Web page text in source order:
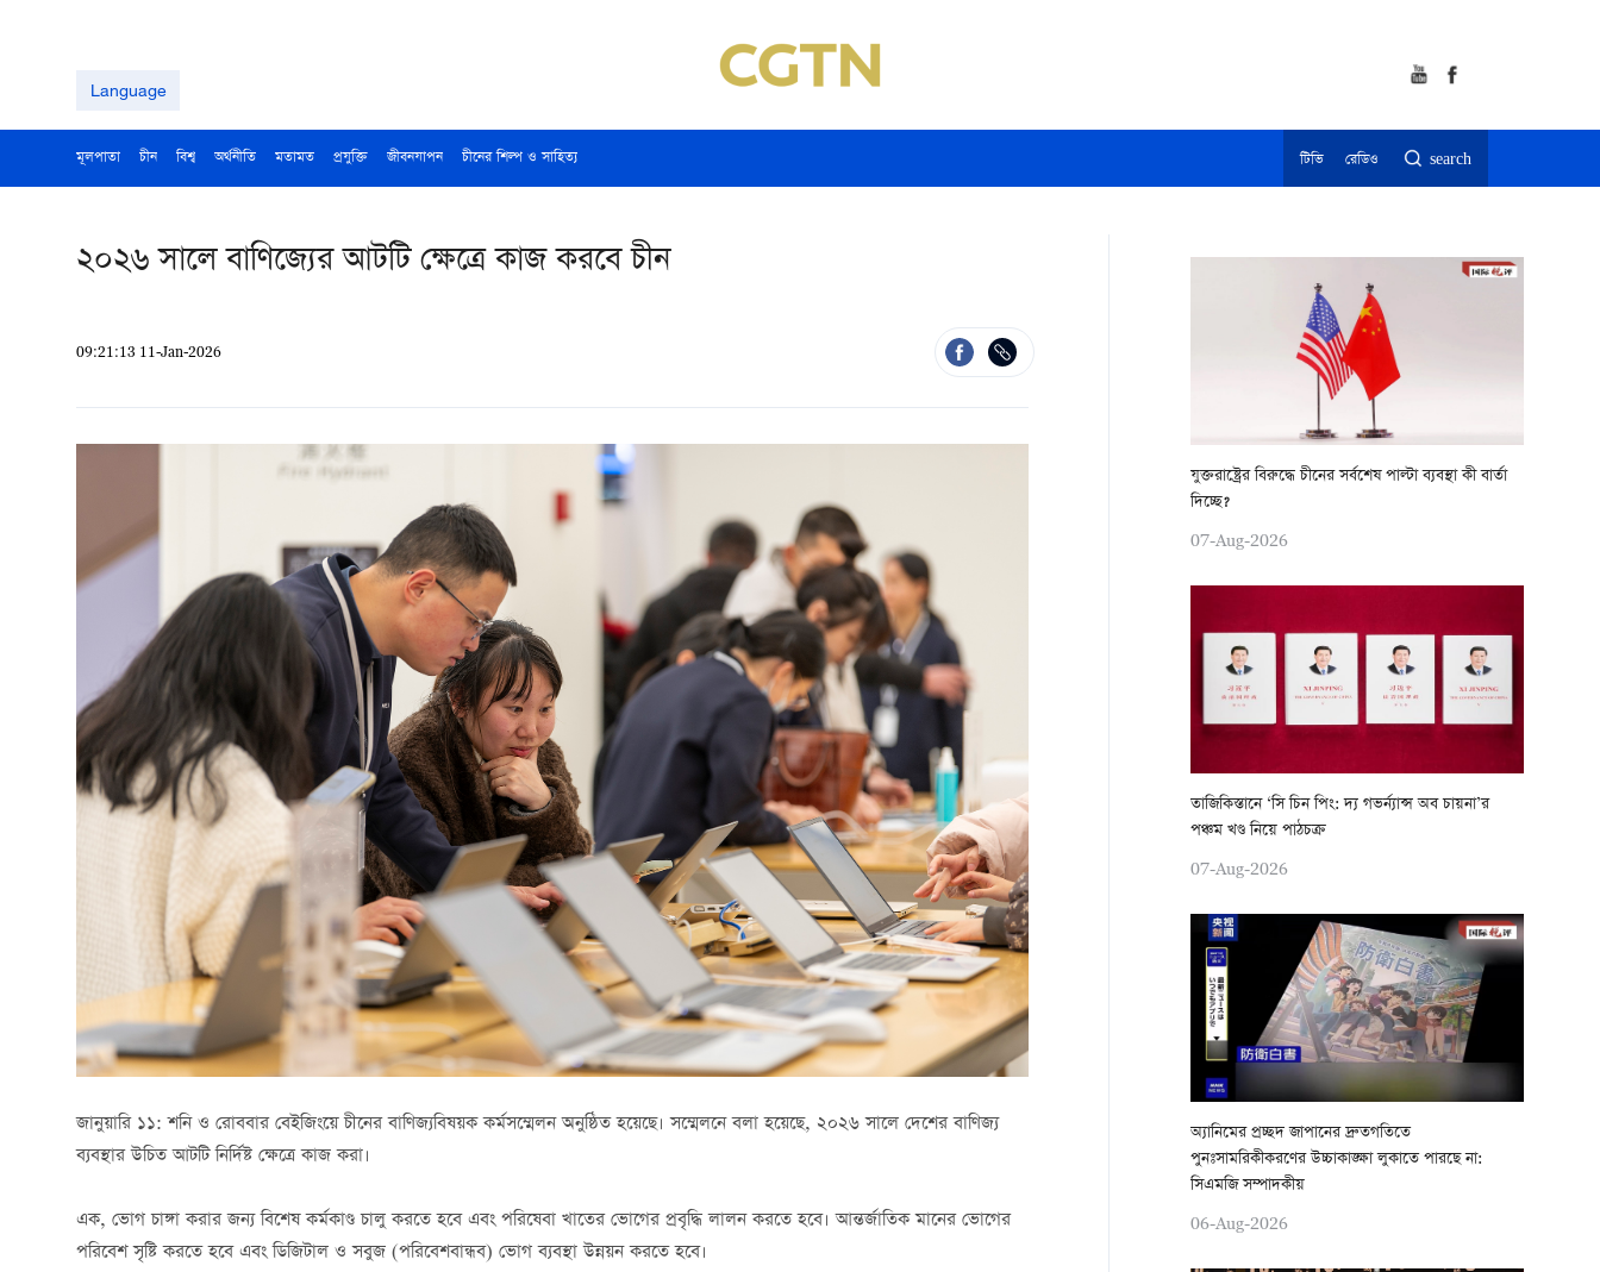
Language
মূলপাতা চীন বিশ্ব অর্থনীতি মতামত প্রযুক্তি জীবনযাপন চীনের শিল্প ও সাহিত্য টিভি রেডিও search
২০২৬ সালে বাণিজ্যের আটটি ক্ষেত্রে কাজ করবে চীন
09:21:13 11-Jan-2026
জানুয়ারি ১১: শনি ও রোববার বেইজিংয়ে চীনের বাণিজ্যবিষয়ক কর্মসম্মেলন অনুষ্ঠিত হয়েছে। সম্মেলনে বলা হয়েছে, ২০২৬ সালে দেশের বাণিজ্য
ব্যবস্থার উচিত আটটি নির্দিষ্ট ক্ষেত্রে কাজ করা।
এক, ভোগ চাঙ্গা করার জন্য বিশেষ কর্মকাণ্ড চালু করতে হবে এবং পরিষেবা খাতের ভোগের প্রবৃদ্ধি লালন করতে হবে। আন্তর্জাতিক মানের ভোগের
পরিবেশ সৃষ্টি করতে হবে এবং ডিজিটাল ও সবুজ (পরিবেশবান্ধব) ভোগ ব্যবস্থা উন্নয়ন করতে হবে।
যুক্তরাষ্ট্রের বিরুদ্ধে চীনের সর্বশেষ পাল্টা ব্যবস্থা কী বার্তা
দিচ্ছে?
07-Aug-2026
তাজিকিস্তানে ‘সি চিন পিং: দ্য গভর্ন্যান্স অব চায়না’র
পঞ্চম খণ্ড নিয়ে পাঠচক্র
07-Aug-2026
অ্যানিমের প্রচ্ছদ জাপানের দ্রুতগতিতে
পুনঃসামরিকীকরণের উচ্চাকাঙ্ক্ষা লুকাতে পারছে না:
সিএমজি সম্পাদকীয়
06-Aug-2026